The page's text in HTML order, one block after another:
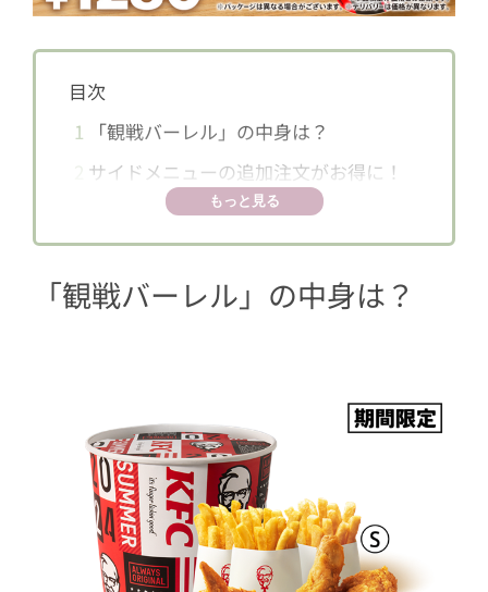
目次
1 「観戦バーレル」の中身は？
サイドメニューの追加注文がお得に！
もっと見る
「観戦バーレル」の中身は？